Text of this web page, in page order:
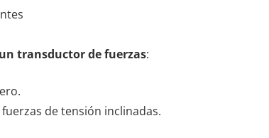
transductor de fuerzas:
de tensión inclinadas.